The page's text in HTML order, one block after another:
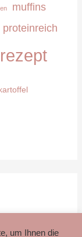
muffins
proteinreich
rezept
um Ihnen die